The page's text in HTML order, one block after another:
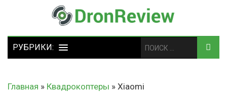
Главная » Квадрокоптеры » Xiaomi